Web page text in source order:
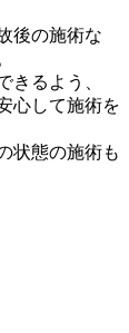
後の施術な
きるよう、
心して施術を
状態の施術も